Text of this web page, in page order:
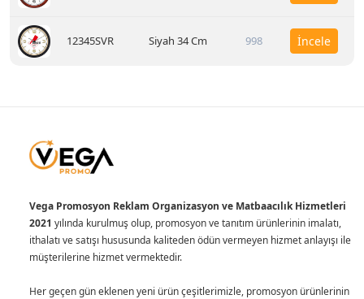
12345SVR Siyah 34 Cm 998 İncele
Vega Promosyon Reklam Organizasyon ve Matbaacılık Hizmetleri
2021 yılında kurulmuş olup, promosyon ve tanıtım ürünlerinin imalatı,
ithalatı ve satışı hususunda kaliteden ödün vermeyen hizmet anlayışı ile
müşterilerine hizmet vermektedir.
Her geçen gün eklenen yeni ürün çeşitlerimizle, promosyon ürünlerinin